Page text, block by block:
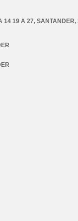
14 19 A 27, SANTANDER,